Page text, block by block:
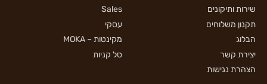
שירות ותיקונים
תקנון משלוחים
הבלוג
יצירת קשר
הצהרת נגישות
Sales
עסקי
מקינטות – MOKA
סל קניות